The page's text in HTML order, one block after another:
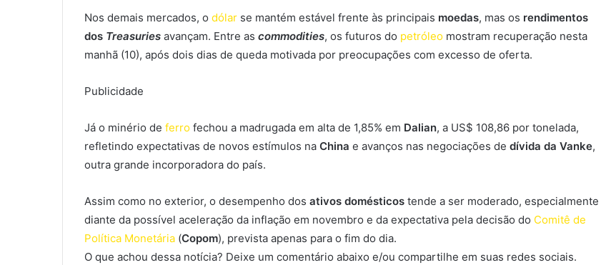
Nos demais mercados, o dólar se mantém estável frente às principais moedas, mas os rendimentos
dos Treasuries avançam. Entre as commodities, os futuros do petróleo mostram recuperação nesta
manhã (10), após dois dias de queda motivada por preocupações com excesso de oferta.
Publicidade
Já o minério de ferro fechou a madrugada em alta de 1,85% em Dalian, a US$ 108,86 por tonelada,
refletindo expectativas de novos estímulos na China e avanços nas negociações de dívida da Vanke,
outra grande incorporadora do país.
Assim como no exterior, o desempenho dos ativos domésticos tende a ser moderado, especialmente
diante da possível aceleração da inflação em novembro e da expectativa pela decisão do Comitê de
Política Monetária (Copom), prevista apenas para o fim do dia.
O que achou dessa notícia? Deixe um comentário abaixo e/ou compartilhe em suas redes sociais.